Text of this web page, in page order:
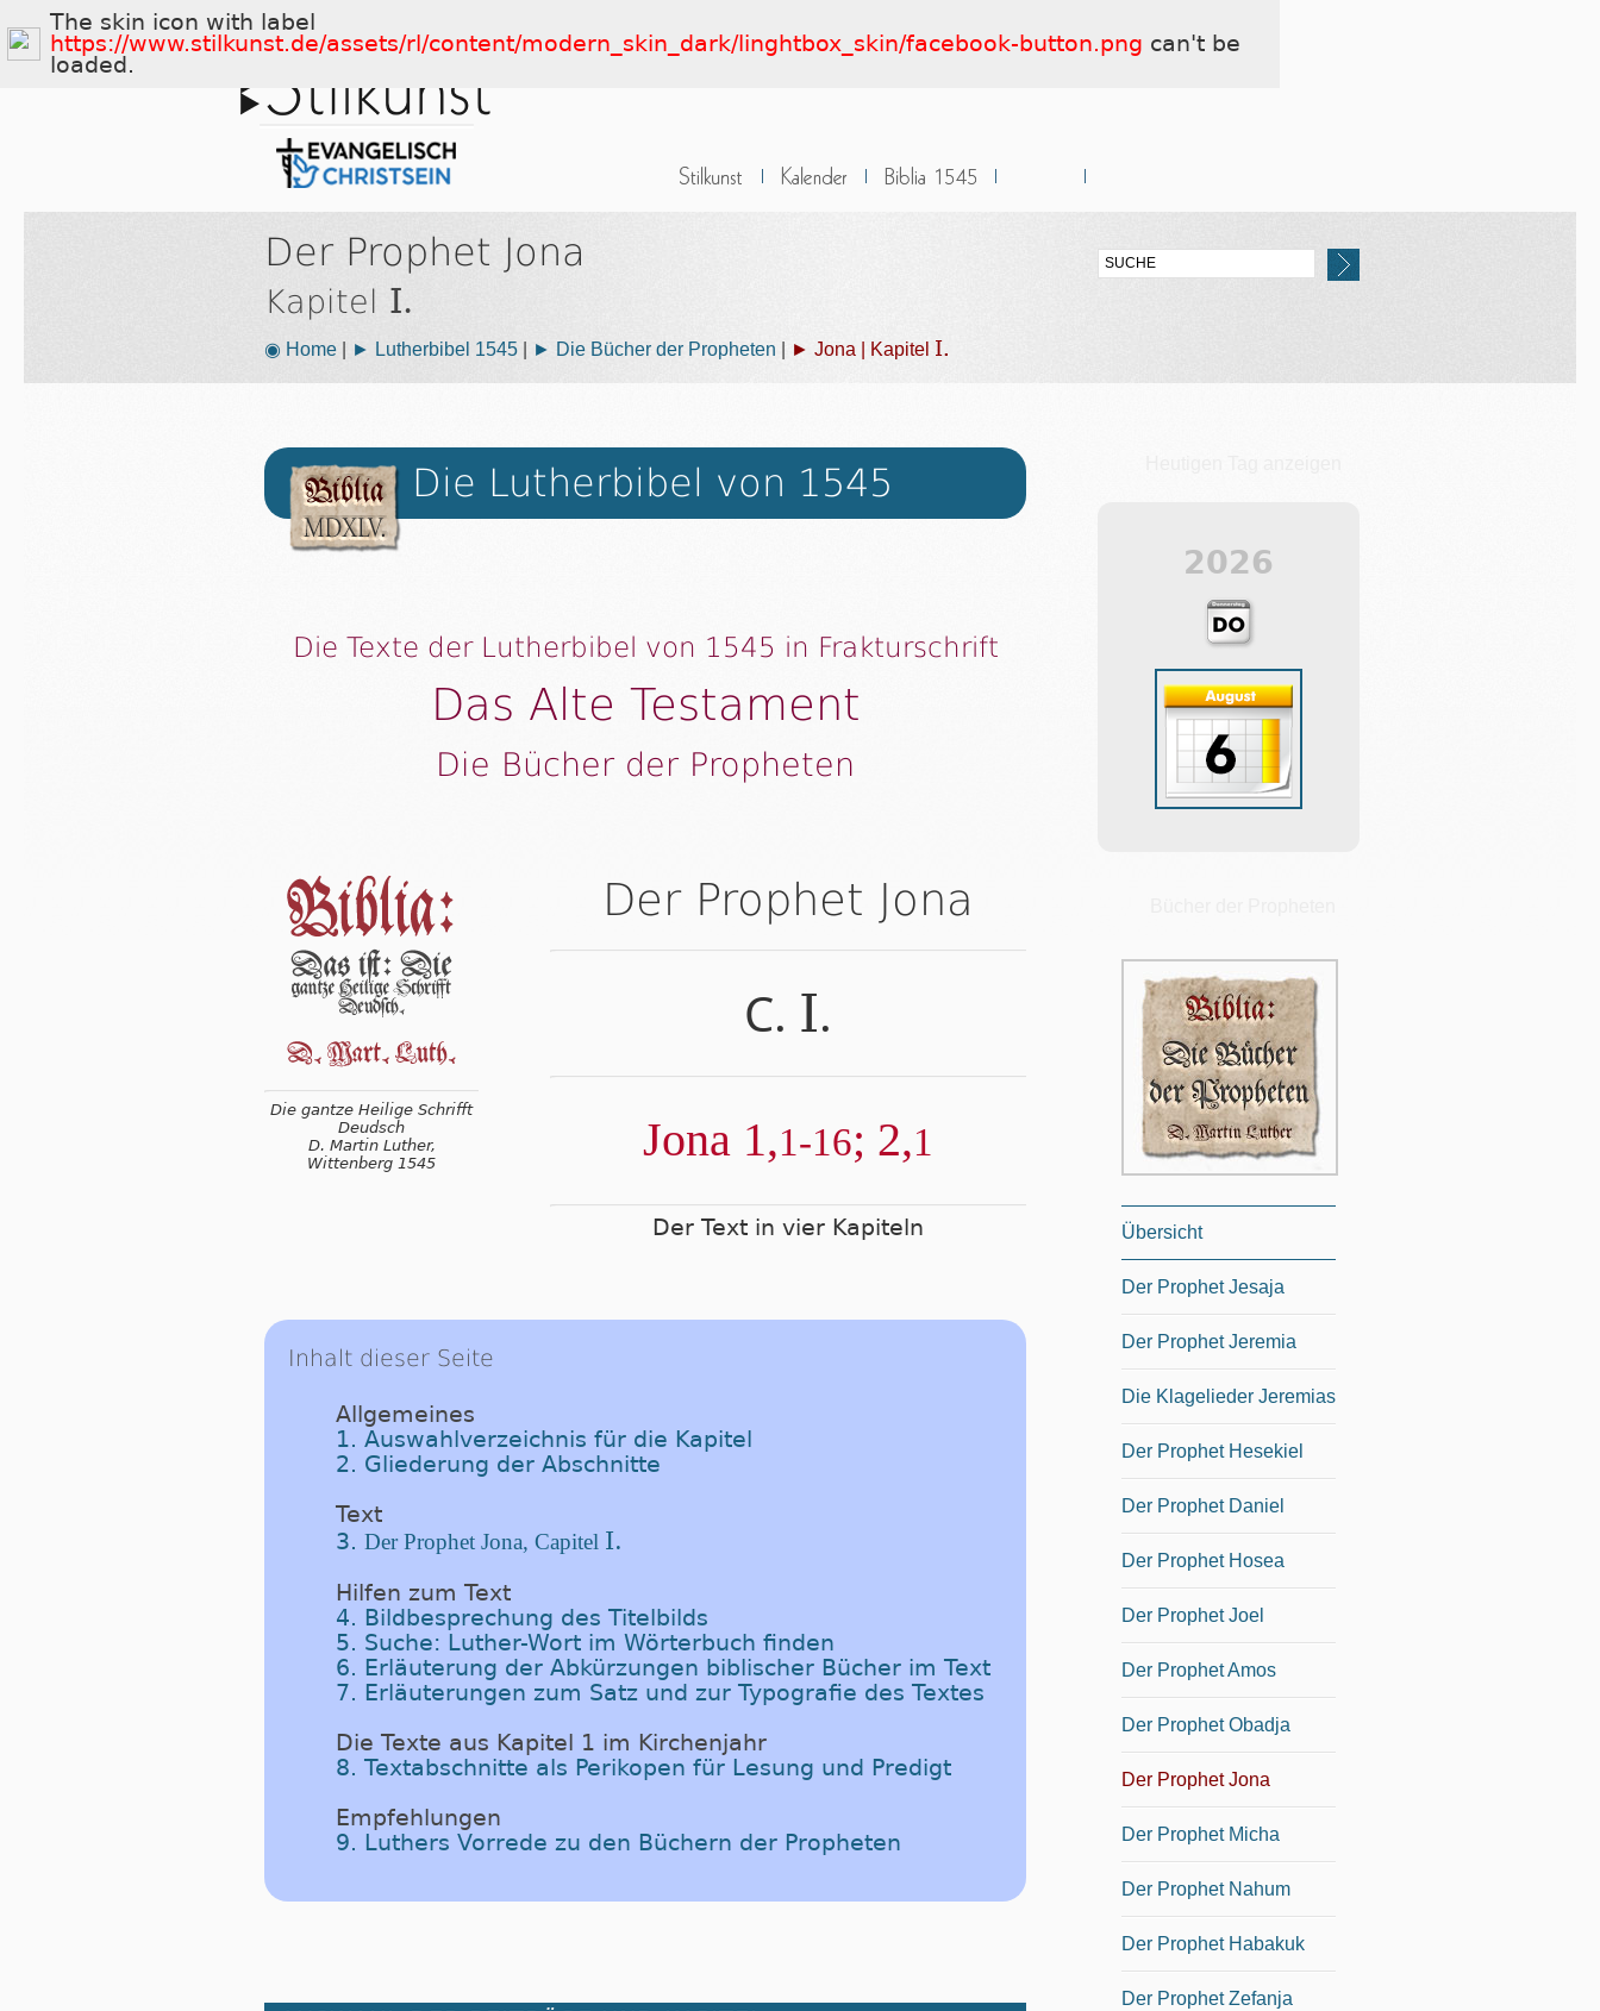
Der Prophet Jona
Kapitel I.
◉ Home ► Lutherbibel 1545 ► Die Bücher der Propheten ► Jona | Kapitel I.
Die Lutherbibel von 1545
Die Texte der Lutherbibel von 1545 in Frakturschrift
Das Alte Testament
Die Bücher der Propheten
Die gantze Heilige Schrifft
Deudsch
D. Martin Luther,
Wittenberg 1545
Der Prophet Jona
C. I.
Jona 1,1-16; 2,1
Der Text in vier Kapiteln
Inhalt dieser Seite
Allgemeines
1. Auswahlverzeichnis für die Kapitel
2. Gliederung der Abschnitte
Text
3. Der Prophet Jona, Capitel I.
Hilfen zum Text
4. Bildbesprechung des Titelbilds
5. Suche: Luther-Wort im Wörterbuch finden
6. Erläuterung der Abkürzungen biblischer Bücher im Text
7. Erläuterungen zum Satz und zur Typografie des Textes
Die Texte aus Kapitel 1 im Kirchenjahr
8. Textabschnitte als Perikopen für Lesung und Predigt
Empfehlungen
9. Luthers Vorrede zu den Büchern der Propheten
2026
Übersicht
Der Prophet Jesaja
Der Prophet Jeremia
Die Klagelieder Jeremias
Der Prophet Hesekiel
Der Prophet Daniel
Der Prophet Hosea
Der Prophet Joel
Der Prophet Amos
Der Prophet Obadja
Der Prophet Jona
Der Prophet Micha
Der Prophet Nahum
Der Prophet Habakuk
Der Prophet Zefanja
The skin icon with label
https://www.stilkunst.de/assets/rl/content/modern_skin_dark/linghtbox_skin/facebook-button.png can't be
loaded.